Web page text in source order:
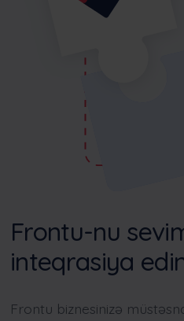
Frontu-nu
inteqrasiya
Frontu biznesinizə